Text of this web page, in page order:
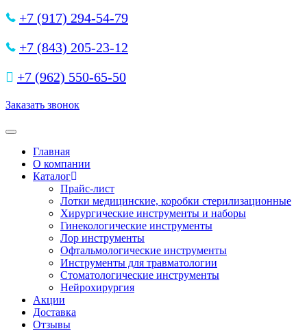
+7 (917) 294-54-79
+7 (843) 205-23-12
+7 (962) 550‑65‑50‬
Заказать звонок
Toggle navigation
Главная
О компании
Каталог
Прайс-лист
Лотки медицинские, коробки стерилизационные
Хирургические инструменты и наборы
Гинекологические инструменты
Лор инструменты
Офтальмологические инструменты
Инструменты для травматологии
Стоматологические инструменты
Нейрохирургия
Акции
Доставка
Отзывы